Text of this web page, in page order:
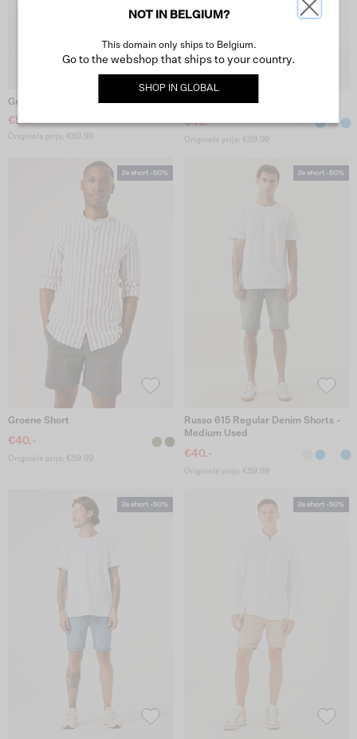
Groene Cargoshort
€50.-
Originele prijs: €69.99
Russo 615 Regular Shorts - White
€40.-
Originele prijs: €59.99
Groene Short
€40.-
Originele prijs: €59.99
Russo 615 Regular Denim Shorts -
Medium Used
€40.-
Originele prijs: €59.99
NOT IN BELGIUM?
This domain only ships to Belgium.
Go to the webshop that ships to your country.
SHOP IN GLOBAL